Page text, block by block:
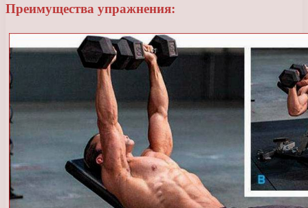
Преимущества упражнения: